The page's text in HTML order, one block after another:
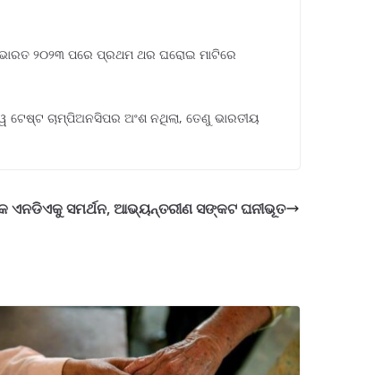
୨୦୨୩ ପରେ ପ୍ରଥମ ଥର ଘରୋଇ ମାଟିରେ
ଟେଷ୍ଟ ଚାମ୍ପିଅନସିପର ଅଂଶ ନଥିଲା, ତେଣୁ ଭାରତୀୟ
ଏନଡିଏକୁ ସମର୍ଥନ, ଆଭ୍ୟନ୍ତରୀଣ ସଙ୍କଟ ଘନୀଭୂତ